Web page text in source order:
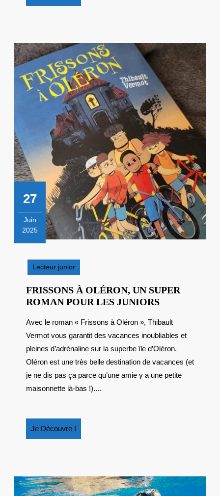
Découvre
27
Juin
2025
2025
Lecteur junior
FRISSONS À OLÉRON, UN SUPER
ROMAN POUR LES JUNIORSFRISSONS
OLÉRON,
UN
SUPER
ROMAN
POUR
Avec le roman « Frissons à Oléron », Thibault
Vermot vous garantit des vacances inoubliables et
pleines d’adrénaline sur la superbe île d’Oléron.
Oléron est une très belle destination de vacances (et
je ne dis pas ça parce qu’une amie y a une petite
maisonnette là-bas !)....
Je Découvre !
Découvre